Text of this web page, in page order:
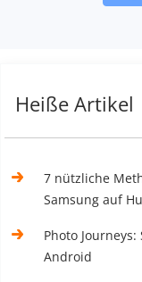
Heiße Artikel
7 nützliche
Samsung auf
Photo
Android